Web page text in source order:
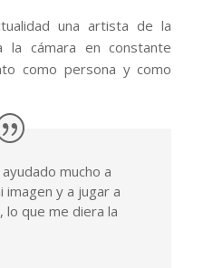
una artista de la
la cámara en constante
como persona y como
mucho a
imagen y a jugar a
lo que me diera la